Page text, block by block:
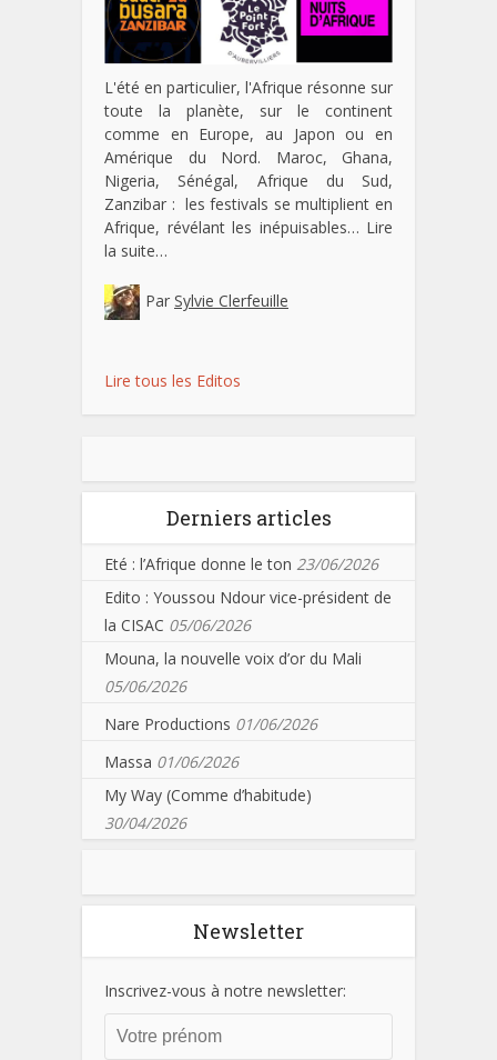
L'été en particulier, l'Afrique résonne sur
toute la planète, sur le continent
comme en Europe, au Japon ou en
Amérique du Nord. Maroc, Ghana,
Nigeria, Sénégal, Afrique du Sud,
Zanzibar : les festivals se multiplient en
Afrique, révélant les inépuisables… Lire
la suite…
Par Sylvie Clerfeuille
Lire tous les Editos
Derniers articles
Eté : l’Afrique donne le ton 23/06/2026
Edito : Youssou Ndour vice-président de
la CISAC 05/06/2026
Mouna, la nouvelle voix d’or du Mali
05/06/2026
Nare Productions 01/06/2026
Massa 01/06/2026
My Way (Comme d’habitude)
30/04/2026
Newsletter
Inscrivez-vous à notre newsletter: